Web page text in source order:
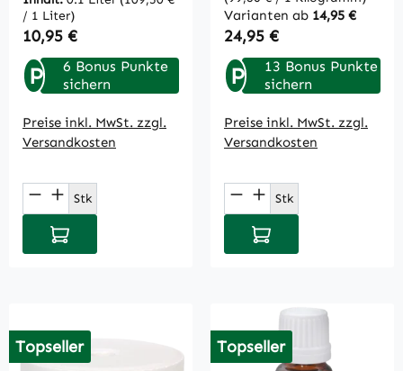
/ 1 Liter)
Regulärer Preis:
10,95 €
P
6 Bonus Punkte
sichern
Preise inkl. MwSt. zzgl.
Versandkosten
Produkt Anzahl: Gib den gewünschten
Stk
In den Warenkorb
Varianten ab 14,95 €
Regulärer Preis:
24,95 €
P
13 Bonus Punkte
sichern
Preise inkl. MwSt. zzgl.
Versandkosten
Produkt Anzahl:
Stk
In den Warenkorb
Topseller Topseller